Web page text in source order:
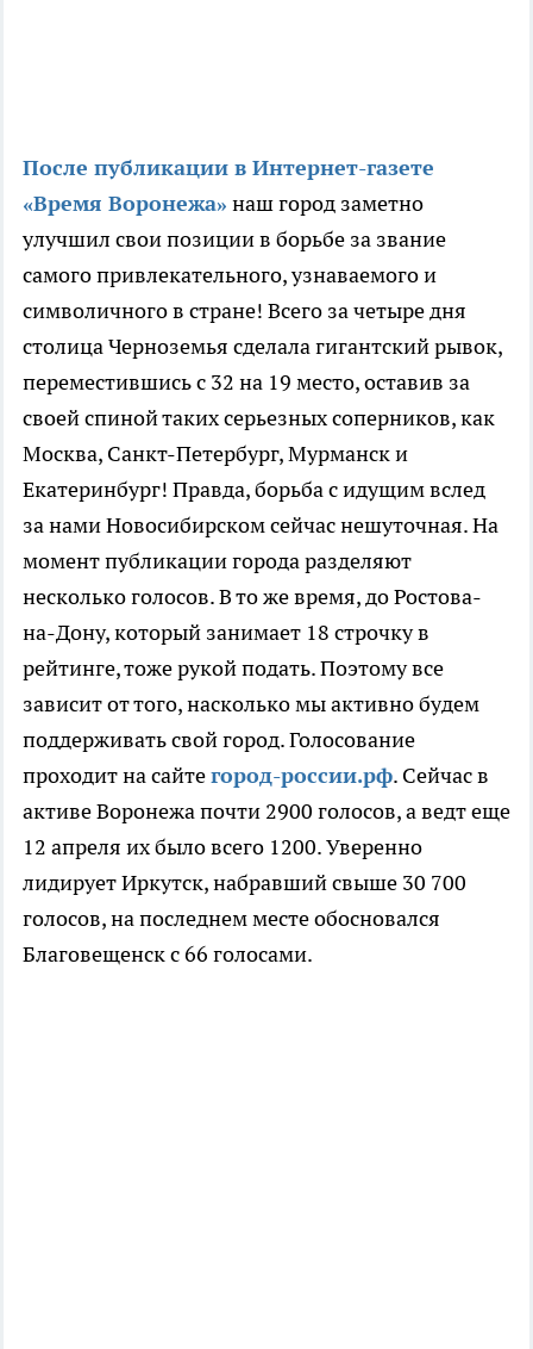
После публикации в Интернет-газете
«Время Воронежа» наш город заметно
улучшил свои позиции в борьбе за звание
самого привлекательного, узнаваемого и
символичного в стране! Всего за четыре дня
столица Черноземья сделала гигантский рывок,
переместившись с 32 на 19 место, оставив за
своей спиной таких серьезных соперников, как
Москва, Санкт-Петербург, Мурманск и
Екатеринбург! Правда, борьба с идущим вслед
за нами Новосибирском сейчас нешуточная. На
момент публикации города разделяют
несколько голосов. В то же время, до Ростова-
на-Дону, который занимает 18 строчку в
рейтинге, тоже рукой подать. Поэтому все
зависит от того, насколько мы активно будем
поддерживать свой город. Голосование
проходит на сайтегород-россии.рф. Сейчас в
активе Воронежа почти 2900 голосов, а ведт еще
12 апреля их было всего 1200. Уверенно
лидирует Иркутск, набравший свыше 30 700
голосов, на последнем месте обосновался
Благовещенск с 66 голосами.